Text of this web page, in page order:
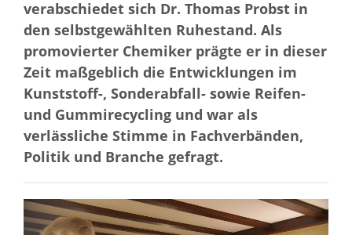
verabschiedet sich Dr. Thomas Probst in
den selbstgewählten Ruhestand. Als
promovierter Chemiker prägte er in dieser
Zeit maßgeblich die Entwicklungen im
Kunststoff-, Sonderabfall- sowie Reifen-
und Gummirecycling und war als
verlässliche Stimme in Fachverbänden,
Politik und Branche gefragt.